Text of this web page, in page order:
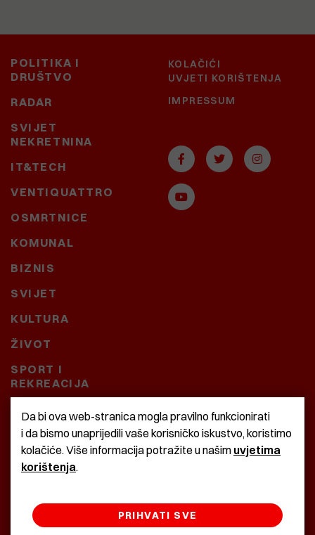
POLITIKA I
DRUŠTVO
RADAR
SVIJET
NEKRETNINA
IT&TECH
VENTIQUATTRO
OSMRTNICE
KOMUNAL
BIZNIS
SVIJET
KULTURA
ŽIVOT
SPORT I
REKREACIJA
CRNA KRONIKA
BAŠTARDINI I PRAVI
KRASNA ZEMLJA
KOLAČIĆI
UVJETI KORIŠTENJA
IMPRESSUM
Da bi ova web-stranica mogla pravilno funkcionirati
i da bismo unaprijedili vaše korisničko iskustvo, koristimo
kolačiće. Više informacija potražite u našim uvjetima
korištenja.
PRIHVATI SVE